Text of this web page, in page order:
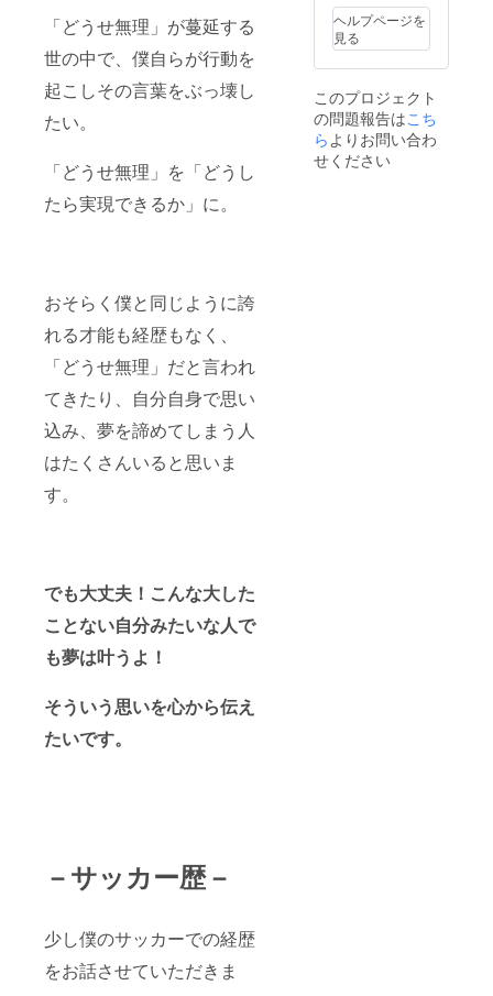
「どうせ無理」が蔓延する
世の中で、僕自らが行動を
起こしその言葉をぶっ壊し
たい。
「どうせ無理」を「どうし
たら実現できるか」に。
おそらく僕と同じように誇
れる才能も経歴もなく、
「どうせ無理」だと言われ
てきたり、自分自身で思い
込み、夢を諦めてしまう人
はたくさんいると思いま
す。
でも大丈夫！こんな大した
ことない自分みたいな人で
も夢は叶うよ！
そういう思いを心から伝え
たいです。
－サッカー歴－
少し僕のサッカーでの経歴
をお話させていただきま
ましょ
う。 そ
の場
合、場
京・千
葉・埼
玉にな
りま
す。
ヘルプページを
見る
このプロジェクト
の問題報告はこち
ら よりお問い合わ
せください